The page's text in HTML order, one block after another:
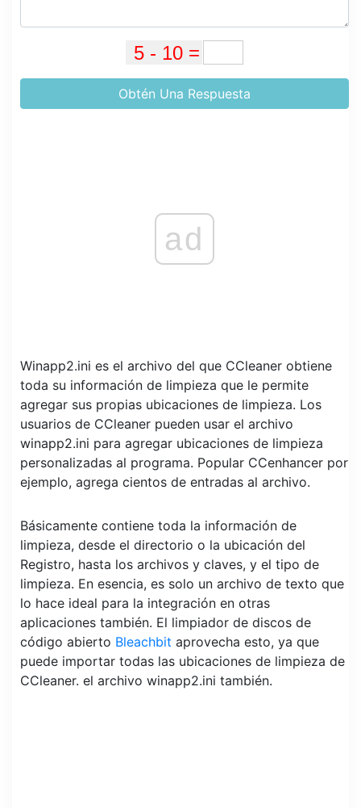
Obtén Una Respuesta
ad
Winapp2.ini es el archivo del que CCleaner obtiene
toda su información de limpieza que le permite
agregar sus propias ubicaciones de limpieza. Los
usuarios de CCleaner pueden usar el archivo
winapp2.ini para agregar ubicaciones de limpieza
personalizadas al programa. Popular CCenhancer por
ejemplo, agrega cientos de entradas al archivo.
Básicamente contiene toda la información de
limpieza, desde el directorio o la ubicación del
Registro, hasta los archivos y claves, y el tipo de
limpieza. En esencia, es solo un archivo de texto que
lo hace ideal para la integración en otras
aplicaciones también. El limpiador de discos de
código abierto Bleachbit aprovecha esto, ya que
puede importar todas las ubicaciones de limpieza de
CCleaner. el archivo winapp2.ini también.